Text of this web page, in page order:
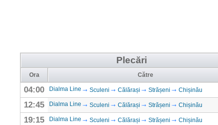
Plecări
Ora Către
04:00 Dialma Line Sculeni Călărași Strășeni Chișinău
12:45 Dialma Line Sculeni Călărași Strășeni Chișinău
19:15 Dialma Line Sculeni Călărași Strășeni Chișinău